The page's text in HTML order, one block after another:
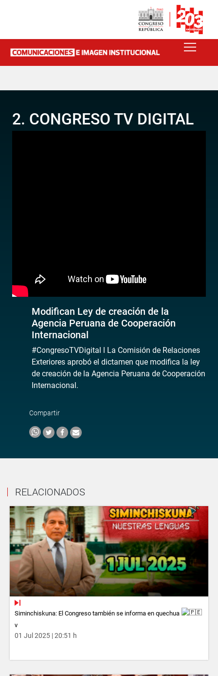
2. CONGRESO TV DIGITAL
Modifican Ley de creación de la
Agencia Peruana de Cooperación
Internacional
#CongresoTVDigital l La Comisión de Relaciones
Exteriores aprobó el dictamen que modifica la ley
de creación de la Agencia Peruana de Cooperación
Internacional.
Compartir
RELACIONADOS
Siminchiskuna: El Congreso también se informa en quechua
v
01 Jul 2025 | 20:51 h